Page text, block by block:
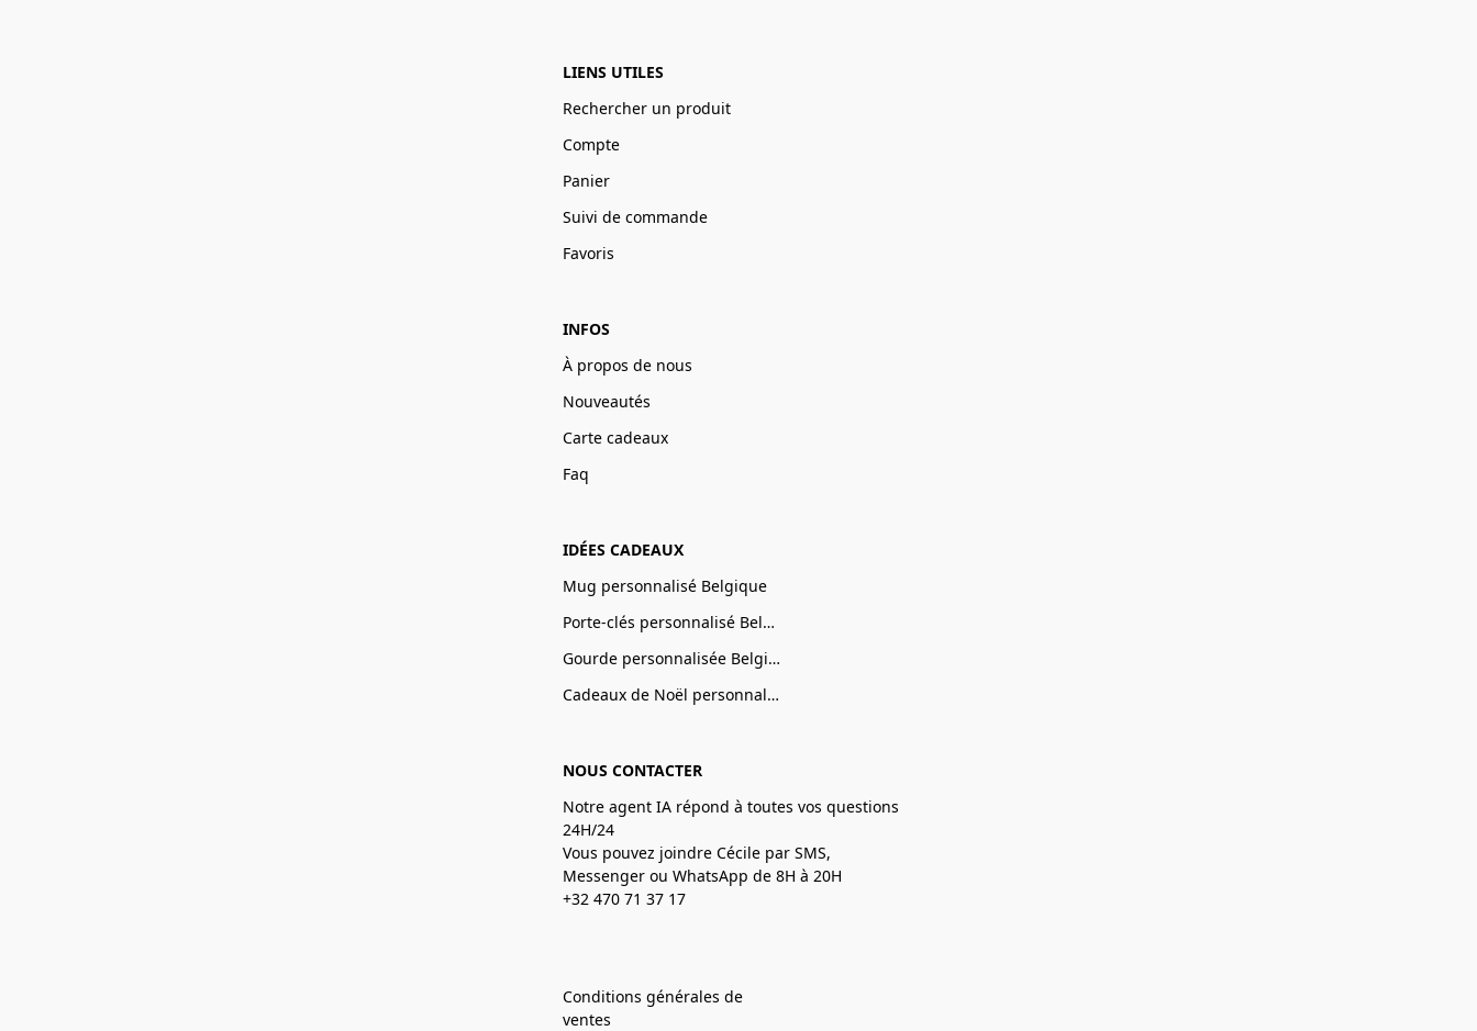
LIENS UTILES
Rechercher un produit
Compte
Panier
Suivi de commande
Favoris
INFOS
À propos de nous
Nouveautés
Carte cadeaux
Faq
IDÉES CADEAUX
Mug personnalisé Belgique
Porte-clés personnalisé Belgique
Gourde personnalisée Belgique
Cadeaux de Noël personnalisé Belgique
NOUS CONTACTER
Notre agent IA répond à toutes vos questions
24H/24
Vous pouvez joindre Cécile par SMS,
Messenger ou WhatsApp de 8H à 20H
+32 470 71 37 17
Conditions générales de
ventes